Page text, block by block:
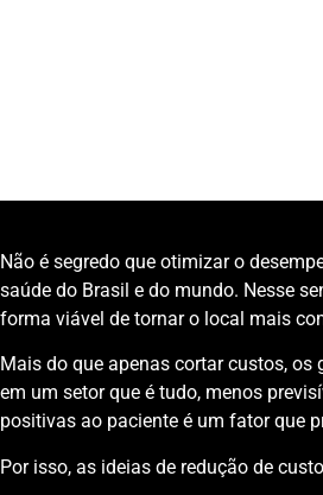
Não é segredo que otimizar o
saúde do Brasil e do mundo. Nesse
forma viável de tornar o local mais
Mais do que apenas cortar custos,
em um setor que é tudo, menos
positivas ao paciente é um fator que
Por isso, as ideias de redução de